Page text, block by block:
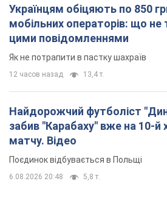
Українцям обіцяють по 850
мобільних операторів: що не
цими повідомленнями
Як не потрапити в пастку шахраїв
12 часов назад 13,4 т.
Найдорожчий футболіст
забив "Карабаху" вже на 10-й
матчу. Відео
Поєдинок відбувається в Польщі
6.08.2026 20:48 5,8 т.